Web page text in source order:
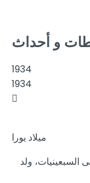
و أحداث
1934
1934
ميلاد يورا
السبعينيات، ولد